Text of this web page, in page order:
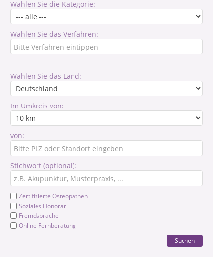
Wählen Sie die Kategorie:
Wählen Sie das Verfahren:
Wählen Sie das Land:
Im Umkreis von:
von:
Stichwort (optional):
Zertifizierte Osteopathen
Soziales Honorar
Fremdsprache
Online-Fernberatung
Suchen